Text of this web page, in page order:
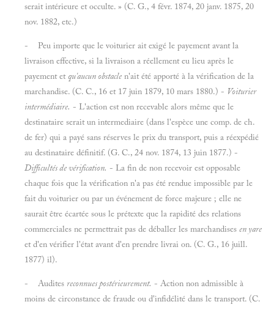
serait intérieure et occulte. » (C. G., 4 févr. 1874, 20 janv. 1875, 20
nov. 1882, etc.)
- Peu importe que le voiturier ait exigé le payement avant la
livraison effective, si la livraison a réellement eu lieu après le
payement etqu'aucun obstacle n'ait été apporté à la vérification de la
marchandise. (C. C., 16 et 17 juin 1879, 10 mars 1880.) - Voiturier
intermédiaire. - L'action est non recevable alors même que le
destinataire serait un intermediaire (dans l'espèce une comp. de ch.
de fer) qui a payé sans réserves le prix du transport, puis a réexpédié
au destinataire définitif. (G. C., 24 nov. 1874, 13 juin 1877.) -
Difficultés de vérification. - La fin de non recevoir est opposable
chaque fois que la vérification n'a pas été rendue impossible par le
fait du voiturier ou par un événement de force majeure ; elle ne
saurait être écartée sous le prétexte que la rapidité des relations
commerciales ne permettrait pas de déballer les marchandises en yare
et d'en vérifier l'état avant d'en prendre livrai on. (C. G., 16 juill.
1877) il).
- Audites reconnues postérieurement. - Action non admissible à
moins de circonstance de fraude ou d'infidélité dans le transport. (C.